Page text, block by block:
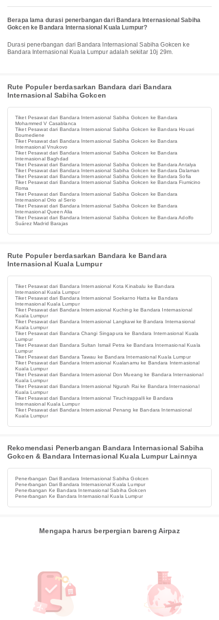
Berapa lama durasi penerbangan dari Bandara Internasional Sabiha
Gokcen ke Bandara Internasional Kuala Lumpur?
Durasi penerbangan dari Bandara Internasional Sabiha Gokcen ke
Bandara Internasional Kuala Lumpur adalah sekitar 10j 29m.
Rute Populer berdasarkan Bandara dari Bandara
Internasional Sabiha Gokcen
Tiket Pesawat dari Bandara Internasional Sabiha Gokcen ke Bandara
Mohammed V Casablanca
Tiket Pesawat dari Bandara Internasional Sabiha Gokcen ke Bandara Houari
Boumediene
Tiket Pesawat dari Bandara Internasional Sabiha Gokcen ke Bandara
Internasional Vnukovo
Tiket Pesawat dari Bandara Internasional Sabiha Gokcen ke Bandara
Internasional Baghdad
Tiket Pesawat dari Bandara Internasional Sabiha Gokcen ke Bandara Antalya
Tiket Pesawat dari Bandara Internasional Sabiha Gokcen ke Bandara Dalaman
Tiket Pesawat dari Bandara Internasional Sabiha Gokcen ke Bandara Sofia
Tiket Pesawat dari Bandara Internasional Sabiha Gokcen ke Bandara Fiumicino
Roma
Tiket Pesawat dari Bandara Internasional Sabiha Gokcen ke Bandara
Internasional Orio al Serio
Tiket Pesawat dari Bandara Internasional Sabiha Gokcen ke Bandara
Internasional Queen Alia
Tiket Pesawat dari Bandara Internasional Sabiha Gokcen ke Bandara Adolfo
Suárez Madrid Barajas
Rute Populer berdasarkan Bandara ke Bandara
Internasional Kuala Lumpur
Tiket Pesawat dari Bandara Internasional Kota Kinabalu ke Bandara
Internasional Kuala Lumpur
Tiket Pesawat dari Bandara Internasional Soekarno Hatta ke Bandara
Internasional Kuala Lumpur
Tiket Pesawat dari Bandara Internasional Kuching ke Bandara Internasional
Kuala Lumpur
Tiket Pesawat dari Bandara Internasional Langkawi ke Bandara Internasional
Kuala Lumpur
Tiket Pesawat dari Bandara Changi Singapura ke Bandara Internasional Kuala
Lumpur
Tiket Pesawat dari Bandara Sultan Ismail Petra ke Bandara Internasional Kuala
Lumpur
Tiket Pesawat dari Bandara Tawau ke Bandara Internasional Kuala Lumpur
Tiket Pesawat dari Bandara Internasional Kualanamu ke Bandara Internasional
Kuala Lumpur
Tiket Pesawat dari Bandara Internasional Don Mueang ke Bandara Internasional
Kuala Lumpur
Tiket Pesawat dari Bandara Internasional Ngurah Rai ke Bandara Internasional
Kuala Lumpur
Tiket Pesawat dari Bandara Internasional Tiruchirappalli ke Bandara
Internasional Kuala Lumpur
Tiket Pesawat dari Bandara Internasional Penang ke Bandara Internasional
Kuala Lumpur
Rekomendasi Penerbangan Bandara Internasional Sabiha
Gokcen & Bandara Internasional Kuala Lumpur Lainnya
Penerbangan Dari Bandara Internasional Sabiha Gokcen
Penerbangan Dari Bandara Internasional Kuala Lumpur
Penerbangan Ke Bandara Internasional Sabiha Gokcen
Penerbangan Ke Bandara Internasional Kuala Lumpur
Mengapa harus berpergian bareng Airpaz